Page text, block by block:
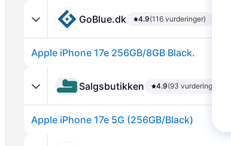
GoBlue.dk 4.9(116 vurderinger)
Apple iPhone 17e 256GB/8GB Black.
Salgsbutikken 4.9(93 vurderinger)
Apple iPhone 17e 5G (256GB/Black)